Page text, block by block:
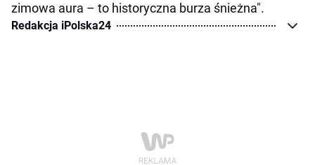
zimowa aura – to historyczna burza śnieżna".
Redakcja iPolska24